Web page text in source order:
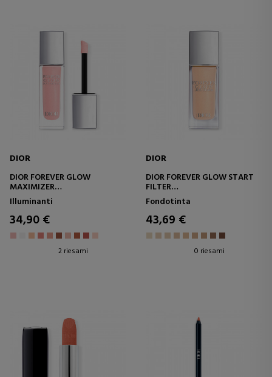
DIOR
DIOR FOREVER GLOW
MAXIMIZER
EVIDENZIATORE LIQUIDO A
LUNGA DURATA
Illuminanti
34,90 €
2 riesami
DIOR
DIOR FOREVER GLOW START
FILTER
FLUIDO SUBLIMANTE E
ILLUMINANTE
DELL'INCARNATO
Fondotinta
43,69 €
0 riesami